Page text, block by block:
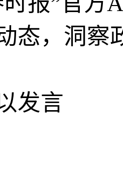
态，洞察
发言